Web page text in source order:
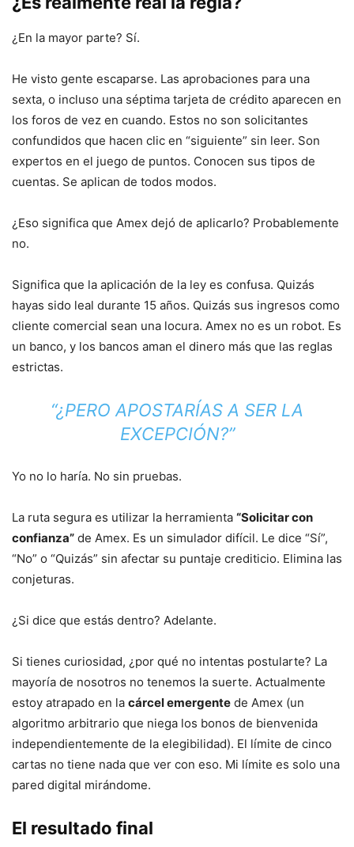
¿En la mayor parte? Sí.
He visto gente escaparse. Las aprobaciones para una
sexta, o incluso una séptima tarjeta de crédito aparecen en
los foros de vez en cuando. Estos no son solicitantes
confundidos que hacen clic en “siguiente” sin leer. Son
expertos en el juego de puntos. Conocen sus tipos de
cuentas. Se aplican de todos modos.
¿Eso significa que Amex dejó de aplicarlo? Probablemente
no.
Significa que la aplicación de la ley es confusa. Quizás
hayas sido leal durante 15 años. Quizás sus ingresos como
cliente comercial sean una locura. Amex no es un robot. Es
un banco, y los bancos aman el dinero más que las reglas
estrictas.
“¿PERO APOSTARÍAS A SER LA
EXCEPCIÓN?”
Yo no lo haría. No sin pruebas.
La ruta segura es utilizar la herramienta “Solicitar con
confianza” de Amex. Es un simulador difícil. Le dice “Sí”,
“No” o “Quizás” sin afectar su puntaje crediticio. Elimina las
conjeturas.
¿Si dice que estás dentro? Adelante.
Si tienes curiosidad, ¿por qué no intentas postularte? La
mayoría de nosotros no tenemos la suerte. Actualmente
estoy atrapado en la cárcel emergente de Amex (un
algoritmo arbitrario que niega los bonos de bienvenida
independientemente de la elegibilidad). El límite de cinco
cartas no tiene nada que ver con eso. Mi límite es solo una
pared digital mirándome.
El resultado final